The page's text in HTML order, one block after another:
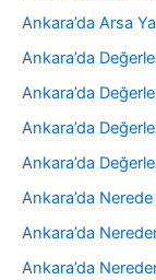
Ankara’da Arsa
Ankara’da
Ankara’da
Ankara’da
Ankara’da
Ankara’da Nerede
Ankara’da
Ankara’da